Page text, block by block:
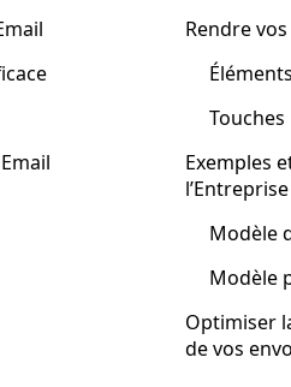
Rendre
Exemples
l’Entreprise
Modèle
Modèle
Optimiser
de vos